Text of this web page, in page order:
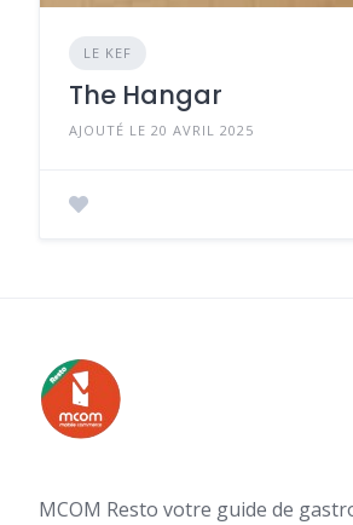
LE KEF
The Hangar
AJOUTÉ LE 20 AVRIL 2025
MCOM Resto votre guide de